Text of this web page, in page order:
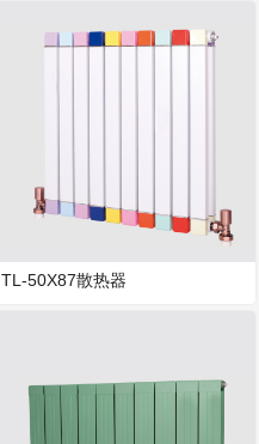
TL-50X87散热器